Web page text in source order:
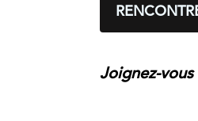
Joignez-